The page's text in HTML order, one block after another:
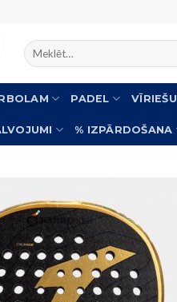
Meklēt:
PADEL VĪRIEŠU
% IZPĀRDOŠANA